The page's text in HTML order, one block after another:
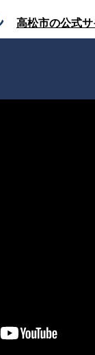
高松市の公式